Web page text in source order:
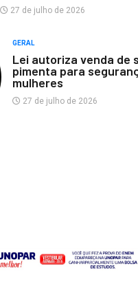
27 de julho de 2026
GERAL
Lei autoriza venda de
pimenta para
mulheres
27 de julho de 2026